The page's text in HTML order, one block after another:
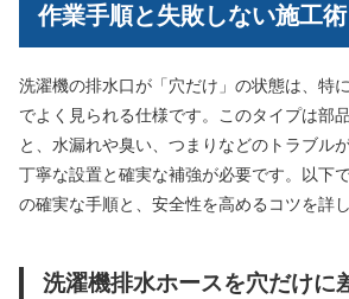
作業手順と失敗しない施工術
洗濯機の排水口が「穴だけ」の状態は、特
でよく見られる仕様です。このタイプは部
と、水漏れや臭い、つまりなどのトラブル
丁寧な設置と確実な補強が必要です。以下
の確実な手順と、安全性を高めるコツを詳
洗濯機排水ホースを穴だけに